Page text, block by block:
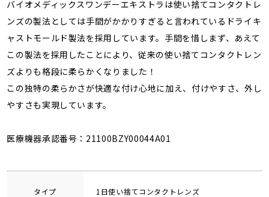
バイオメディックスワンデーエキストラは使い捨てコンタクトレ
ンズの製法としては手間がかかりすぎると言われているドライキ
ャストモールド製法を採用しています。手間を惜しまず、あえて
この製法を採用したことにより、従来の使い捨てコンタクトレン
ズよりも格段に柔らかくなりました！
この独特の柔らかさが快適な付け心地に加え、付けやすさ、外し
やすさも実現しています。
医療機器承認番号：21100BZY00044A01
タイプ 1日使い捨てコンタクトレンズ